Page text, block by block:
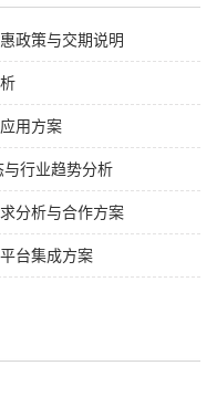
政策与交期说明
用方案
行业趋势分析
分析与合作方案
台集成方案